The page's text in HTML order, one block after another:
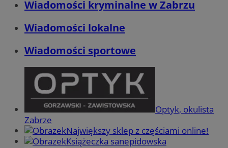
Wiadomości kryminalne w Zabrzu
Wiadomości lokalne
Wiadomości sportowe
Optyk, okulista
Zabrze
Największy sklep z częściami online!
Książeczka sanepidowska